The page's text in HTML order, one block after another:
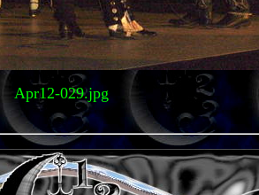
Apr12-029.jpg